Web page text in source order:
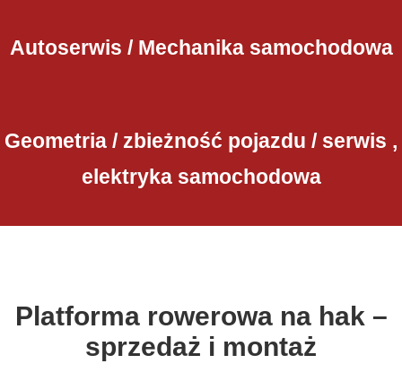
Autoserwis / Mechanika samochodowa
Geometria / zbieżność pojazdu / serwis ,
elektryka samochodowa
Platforma rowerowa na hak –
sprzedaż i montaż